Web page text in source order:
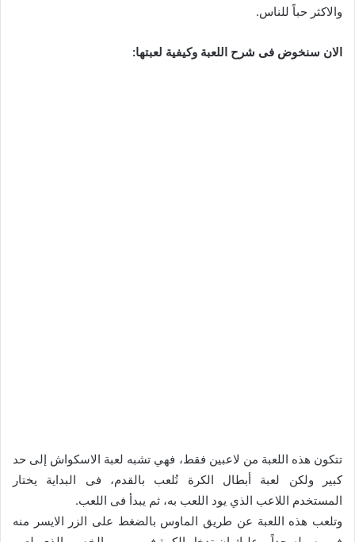
والاكثر حباً للناس.
الان سنخوض فى شرح اللعبة وكيفية لعبتها:
تتكون هذه اللعبة من لاعبين فقط، فهي تشبه لعبة الاسكواش إلى حد
كبير ولكن لعبة أبطال الكرة تُلعب بالقدم، فى البداية يختار
المستخدم اللاعب الذي يود اللعب به، ثم يبدأ فى اللعب.
وتلعب هذه اللعبة عن طريق الماوس بالضغط على الزر الايسر منه